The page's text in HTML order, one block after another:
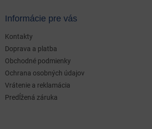
Informácie pre vás
Kontakty
Doprava a platba
Obchodné podmienky
Ochrana osobných údajov
Vrátenie a reklamácia
Predĺžená záruka